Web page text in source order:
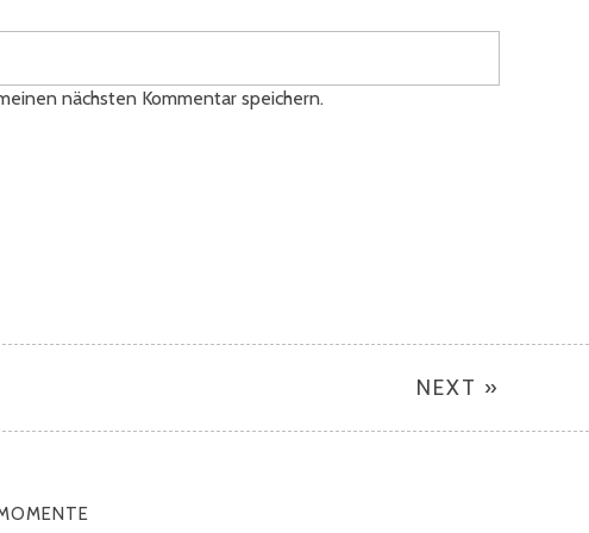
nächsten Kommentar speichern.
NEXT »